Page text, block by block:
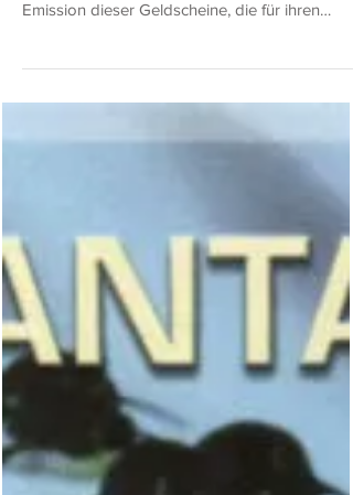
Silver Certificates wurden in den USA zwischen